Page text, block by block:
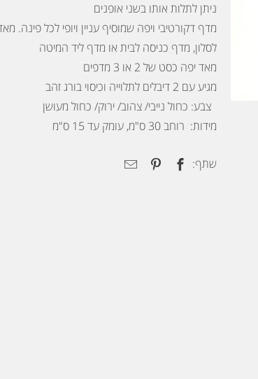
ניתן לתלות אותו בשני אופנים
מדף דקורטיבי ויפה שמוסיף עניין ויופי לכל
לסלון, מדף כניסה לבית או מדף ליד המיטה
מאד יפה כסט של 2 או 3 מדפים
מגיע עם 2 דיבלים לתלוייה וכיסוי בורג זהב
צבע: כחול נייבי/ צהוב/ ירוק/ כחול מעושן
מידות: רוחב 30 ס"מ, עומק עד 15 ס"מ
שתף: